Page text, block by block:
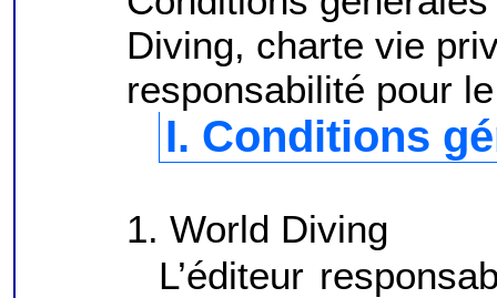
Diving, charte vie
responsabilité pour
I. Conditions
1. World Diving
L’éditeur